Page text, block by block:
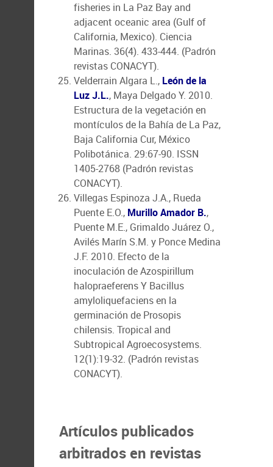
fisheries in La Paz Bay and
adjacent oceanic area (Gulf of
California, Mexico). Ciencia
Marinas. 36(4). 433-444. (Padrón
revistas CONACYT).
Velderrain Algara L., León de la
Luz J.L., Maya Delgado Y. 2010.
Estructura de la vegetación en
montículos de la Bahía de La Paz,
Baja California Cur, México
Polibotánica. 29:67-90. ISSN
1405-2768 (Padrón revistas
CONACYT).
Villegas Espinoza J.A., Rueda
Puente E.O., Murillo Amador B.,
Puente M.E., Grimaldo Juárez O.,
Avilés Marín S.M. y Ponce Medina
J.F. 2010. Efecto de la
inoculación de Azospirillum
halopraeferens Y Bacillus
amyloliquefaciens en la
germinación de Prosopis
chilensis. Tropical and
Subtropical Agroecosystems.
12(1):19-32. (Padrón revistas
CONACYT).
Artículos publicados
arbitrados en revistas